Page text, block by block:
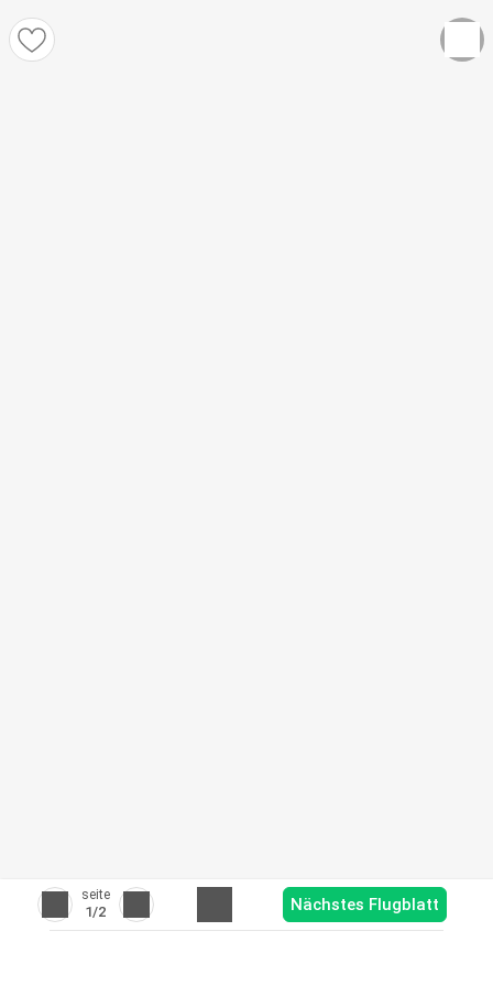
seite
1/2 Nächstes Flugblatt